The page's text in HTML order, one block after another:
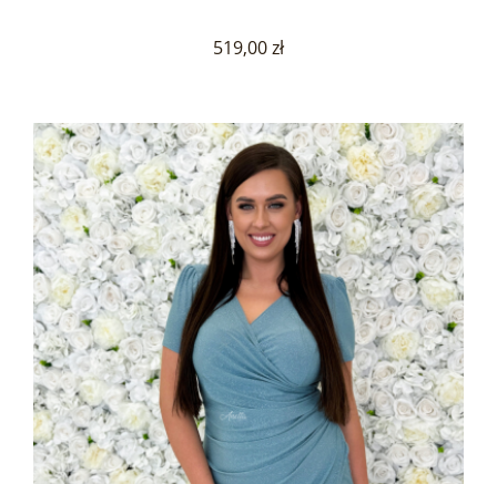
519,00 zł